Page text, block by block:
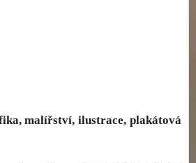
malířství, ilustrace, plakátová